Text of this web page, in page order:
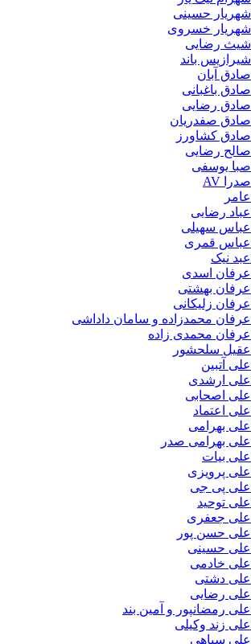
شهریار حسینی
شهریار خسروی
شیث رضایی
شیرازیس باند
صادق آبان
صادق باغبانی
صادق رضایی
صادق صفدریان
صادق کشاورز
صالح رضایی
صبا یوسفی
صدرا AV
عامر
عباد رضایی
عباس سهیلی
عباس قمری
عبد نیک
عرفان اسدی
عرفان بهشتی
عرفان زلیکانی
عرفان محمدزاده و سامان داداشی
عرفان محمدی زاده
عقیل سلحشور
علی آتبین
علی ارشدی
علی اصحابی
علی اعتماد
علی بهرامی
علی بهرامی صدر
علی بیات
علی پرویزی
علی پی جی
علی توحید
علی جعفری
علی حسن پور
علی حسینی
علی خادمی
علی دشتی
علی رضایی
علی رمضانپور و آمین بند
علی زند وکیلی
علی سپاهی